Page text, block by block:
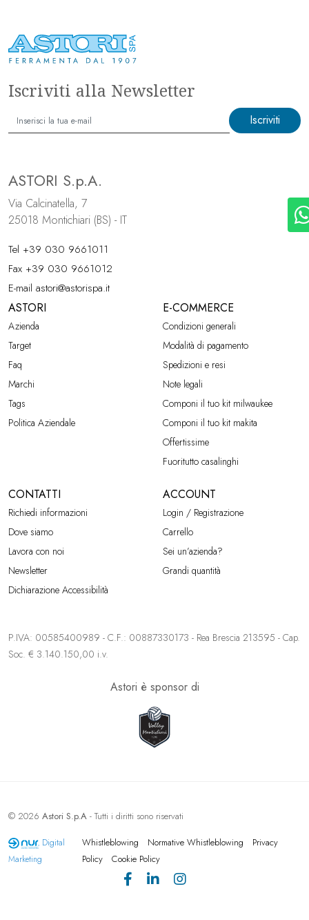
Iscriviti alla Newsletter
Iscriviti
ASTORI S.p.A.
Via Calcinatella, 7
25018 Montichiari (BS) - IT
Tel +39 030 9661011
Fax +39 030 9661012
E-mail astori@astorispa.it
ASTORI
Azienda
Target
Faq
Marchi
Tags
Politica Aziendale
E-COMMERCE
Condizioni generali
Modalità di pagamento
Spedizioni e resi
Note legali
Componi il tuo kit milwaukee
Componi il tuo kit makita
Offertissime
Fuoritutto casalinghi
CONTATTI
Richiedi informazioni
Dove siamo
Lavora con noi
Newsletter
Dichiarazione Accessibilità
ACCOUNT
Login / Registrazione
Carrello
Sei un’azienda?
Grandi quantità
P.IVA: 00585400989 - C.F.: 00887330173 - Rea Brescia 213595 - Cap.
Soc. € 3.140.150,00 i.v.
Astori è sponsor di
© 2026 Astori S.p.A - Tutti i diritti sono riservati
Digital
Marketing
Whistleblowing Normative Whistleblowing
Privacy
Policy
Cookie Policy